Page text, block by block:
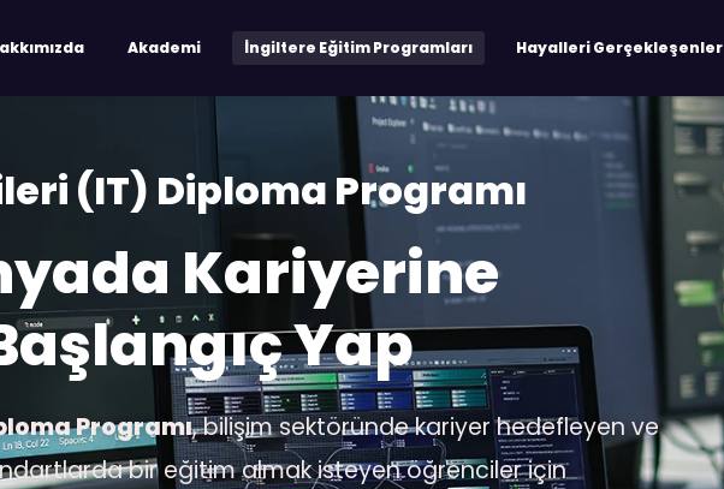
Akademi İngiltere Eğitim Programları Hayalleri Gerçekleşenler
(IT) Diploma Programı
Kariyerine
Yap
Programı, bilişim sektöründe kariyer hedefleyen ve
bir eğitim almak isteyen öğrenciler için